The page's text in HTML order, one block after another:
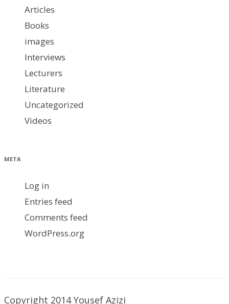
Articles
Books
images
Interviews
Lecturers
Literature
Uncategorized
Videos
META
Log in
Entries feed
Comments feed
WordPress.org
Copyright 2014 Yousef Azizi